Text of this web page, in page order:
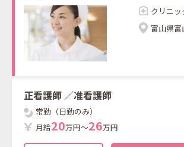
クリニッ
富山県
正看護師 ／准看護師
常勤（日勤のみ）
月給20万円～26万円